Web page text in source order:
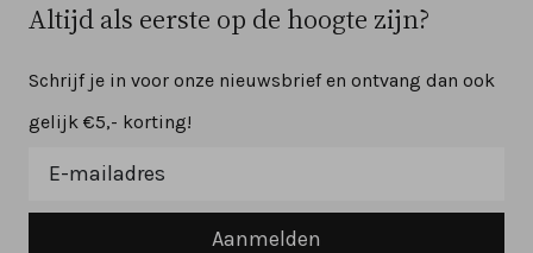
Altijd als eerste op de hoogte zijn?
Schrijf je in voor onze nieuwsbrief en ontvang dan ook
gelijk €5,- korting!
Aanmelden